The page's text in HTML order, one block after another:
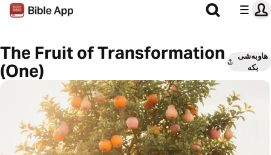
The Fruit of Transformation
(One)
هاوبەشی
بکە